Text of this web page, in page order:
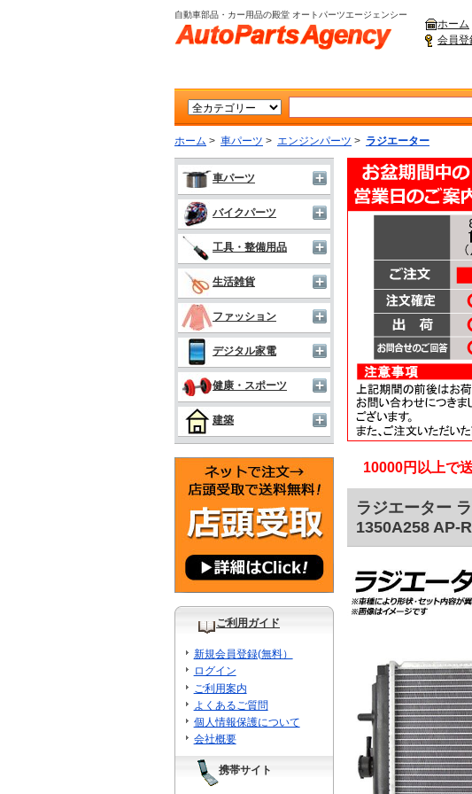
自動車部品・カー用品の殿堂 オートパーツエージェンシー
ホーム
会員登
ホーム > 車パーツ > エンジンパーツ > ラジエーター
車パーツ
バイクパーツ
工具・整備用品
生活雑貨
ファッション
デジタル家電
健康・スポーツ
建築
ご利用ガイド
新規会員登録(無料）
ログイン
ご利用案内
よくあるご質問
個人情報保護について
会社概要
携帯サイト
10000円以上で
ラジエーター
1350A258 AP-